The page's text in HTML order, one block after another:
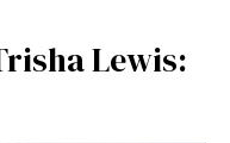
Lewis: